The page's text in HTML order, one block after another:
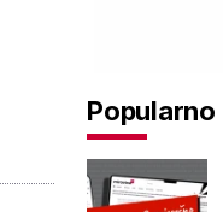
Popularno